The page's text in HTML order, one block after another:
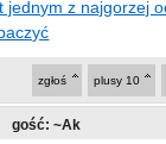
jednym z najgorzej
plusy 10
zgłoś
gość: ~Ak